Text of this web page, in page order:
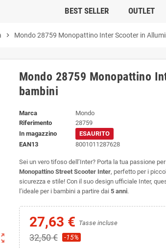
BEST SELLER OUTLET
chevron_right Mondo 28759 Monopattino Inter Scooter in
Mondo 28759 Monopattino
bambini
Marca
Mondo
Riferimento
28759
In magazzino
ESAURITO
EAN13
8001011287628
Sei un vero tifoso dell’Inter? Porta la tua passione
Monopattino Street Scooter Inter, perfetto per i
sicurezza e stile! Con il suo design ufficiale Inter,
l’ideale per i bambini a partire dai 5 anni.
27,63 € Tasse incluse
32,50 € -15%